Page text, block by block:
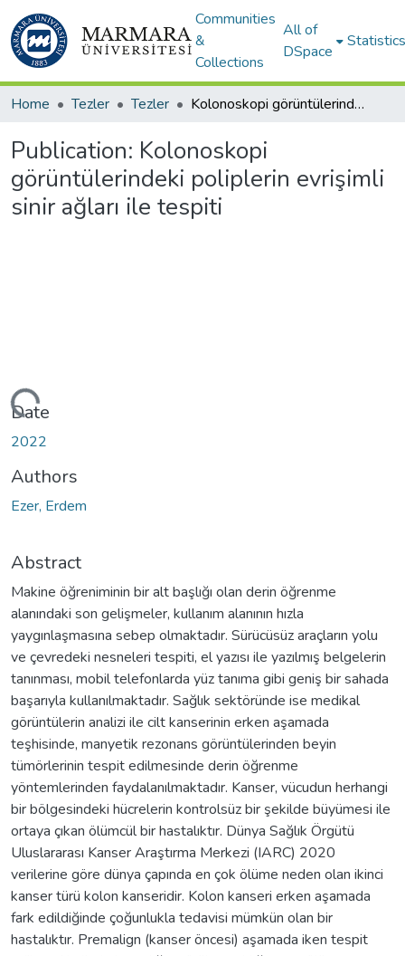
Communities
&
Collections
All of
DSpace
Statistics
Home Tezler Tezler Kolonoskopi görüntülerindeki poliplerin evrişimli sinir ağları ile tespiti
Publication: Kolonoskopi
görüntülerindeki poliplerin evrişimli
sinir ağları ile tespiti
Date
2022
Authors
Ezer, Erdem
Abstract
Makine öğreniminin bir alt başlığı olan derin öğrenme
alanındaki son gelişmeler, kullanım alanının hızla
yaygınlaşmasına sebep olmaktadır. Sürücüsüz araçların yolu
ve çevredeki nesneleri tespiti, el yazısı ile yazılmış belgelerin
tanınması, mobil telefonlarda yüz tanıma gibi geniş bir sahada
başarıyla kullanılmaktadır. Sağlık sektöründe ise medikal
görüntülerin analizi ile cilt kanserinin erken aşamada
teşhisinde, manyetik rezonans görüntülerinden beyin
tümörlerinin tespit edilmesinde derin öğrenme
yöntemlerinden faydalanılmaktadır. Kanser, vücudun herhangi
bir bölgesindeki hücrelerin kontrolsüz bir şekilde büyümesi ile
ortaya çıkan ölümcül bir hastalıktır. Dünya Sağlık Örgütü
Uluslararası Kanser Araştırma Merkezi (IARC) 2020
verilerine göre dünya çapında en çok ölüme neden olan ikinci
kanser türü kolon kanseridir. Kolon kanseri erken aşamada
fark edildiğinde çoğunlukla tedavisi mümkün olan bir
hastalıktır. Premalign (kanser öncesi) aşamada iken tespit